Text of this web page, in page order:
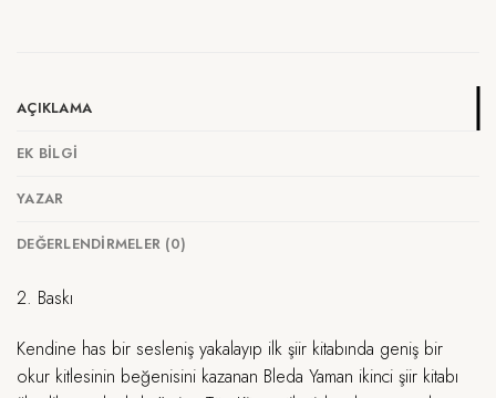
AÇIKLAMA
EK BILGI
YAZAR
DEĞERLENDIRMELER (0)
2. Baskı
Kendine has bir sesleniş yakalayıp ilk şiir kitabında geniş bir
okur kitlesinin beğenisini kazanan Bleda Yaman ikinci şiir kitabı